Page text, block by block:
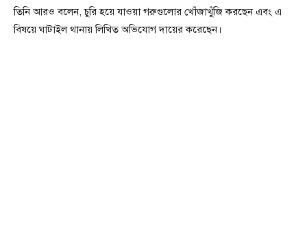
তিনি আরও বলেন, চুরি হয়ে যাওয়া গরুগুলোর খোঁজাখুঁজি করছেন এবং এ
বিষয়ে ঘাটাইল থানায় লিখিত অভিযোগ দায়ের করেছেন।